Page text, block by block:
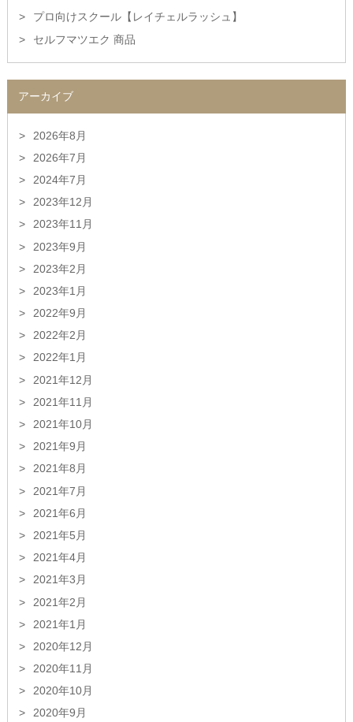
プロ向けスクール【レイチェルラッシュ】
セルフマツエク 商品
アーカイブ
2026年8月
2026年7月
2024年7月
2023年12月
2023年11月
2023年9月
2023年2月
2023年1月
2022年9月
2022年2月
2022年1月
2021年12月
2021年11月
2021年10月
2021年9月
2021年8月
2021年7月
2021年6月
2021年5月
2021年4月
2021年3月
2021年2月
2021年1月
2020年12月
2020年11月
2020年10月
2020年9月